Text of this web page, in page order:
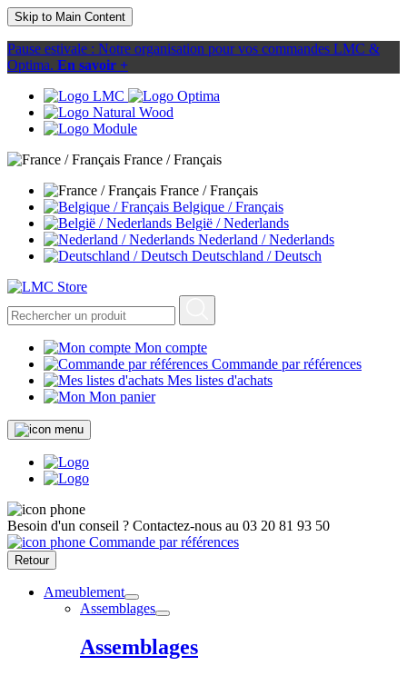
Skip to Main Content
Pause estivale : Notre organisation pour vos commandes LMC &
Optima. En savoir +
France / Français
France / Français
Belgique / Français
België / Nederlands
Nederland / Nederlands
Deutschland / Deutsch
Mon compte
Commande par références
Mes listes d'achats
Mon panier
Besoin d'un conseil ? Contactez-nous au 03 20 81 93 50
Commande par références
Retour
Ameublement
Assemblages
Assemblages